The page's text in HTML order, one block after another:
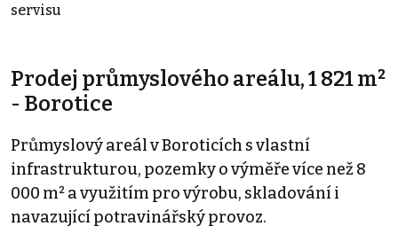
servisu
Prodej průmyslového areálu, 1 821 m²
- Borotice
Průmyslový areál v Boroticích s vlastní
infrastrukturou, pozemky o výměře více než 8
000 m² a využitím pro výrobu, skladování i
navazující potravinářský provoz.